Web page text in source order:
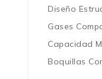
Diseño
Gases
Capacidad
Boquillas